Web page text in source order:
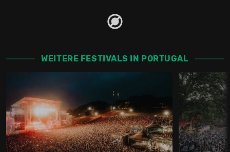
WEITERE FESTIVALS IN PORTUGAL